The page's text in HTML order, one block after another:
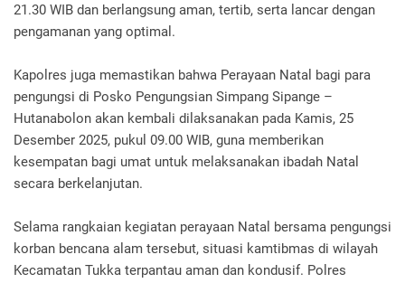
21.30 WIB dan berlangsung aman, tertib, serta lancar dengan
pengamanan yang optimal.
Kapolres juga memastikan bahwa Perayaan Natal bagi para
pengungsi di Posko Pengungsian Simpang Sipange –
Hutanabolon akan kembali dilaksanakan pada Kamis, 25
Desember 2025, pukul 09.00 WIB, guna memberikan
kesempatan bagi umat untuk melaksanakan ibadah Natal
secara berkelanjutan.
Selama rangkaian kegiatan perayaan Natal bersama pengungsi
korban bencana alam tersebut, situasi kamtibmas di wilayah
Kecamatan Tukka terpantau aman dan kondusif. Polres